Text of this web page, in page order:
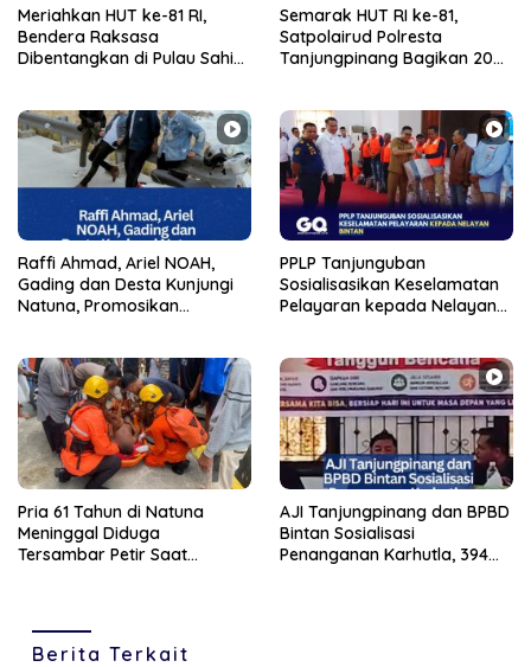
Meriahkan HUT ke-81 RI,
Bendera Raksasa
Dibentangkan di Pulau Sahi
Semarak HUT RI ke-81,
Satpolairud Polresta
Tanjungpinang Bagikan 200
Raffi Ahmad, Ariel NOAH,
Gading dan Desta Kunjungi
Natuna, Promosikan
PPLP Tanjunguban
Sosialisasikan Keselamatan
Pelayaran kepada Nelayan
Pria 61 Tahun di Natuna
Meninggal Diduga
Tersambar Petir Saat
AJI Tanjungpinang dan BPBD
Bintan Sosialisasi
Penanganan Karhutla, 394
Berita Terkait